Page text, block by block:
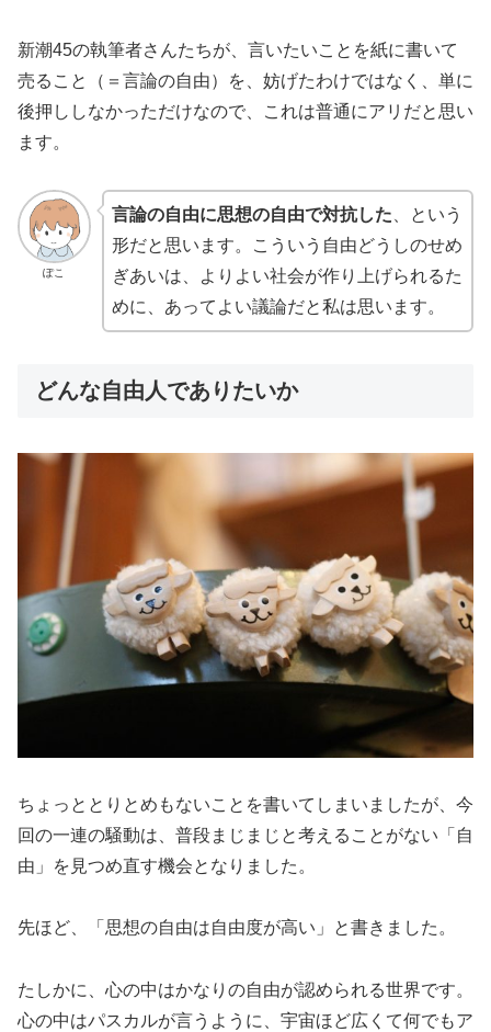
新潮45の執筆者さんたちが、言いたいことを紙に書いて
売ること（＝言論の自由）を、妨げたわけではなく、単に
後押ししなかっただけなので、これは普通にアリだと思い
ます。
ぽこ
言論の自由に思想の自由で対抗した 、という
形だと思います。こういう自由どうしのせめ
ぎあいは、よりよい社会が作り上げられるた
めに、あってよい議論だと私は思います。
どんな自由人でありたいか
ちょっととりとめもないことを書いてしまいましたが、今
回の一連の騒動は、普段まじまじと考えることがない「自
由」を見つめ直す機会となりました。
先ほど、「思想の自由は自由度が高い」と書きました。
たしかに、心の中はかなりの自由が認められる世界です。
心の中はパスカルが言うように、宇宙ほど広くて何でもア